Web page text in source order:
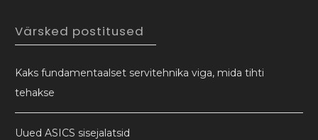
Värsked postitused
Kaks fundamentaalset servitehnika viga, mida tihti
tehakse
Uued ASICS sisejalatsid